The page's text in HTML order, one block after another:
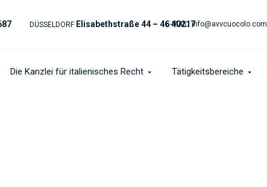
DÜSSELDORF Elisabethstraße 44 – 46 40217
E-MAIL:info@avvcuocolo.com
Die Kanzlei für italienisches Recht Tätigkeitsbereiche